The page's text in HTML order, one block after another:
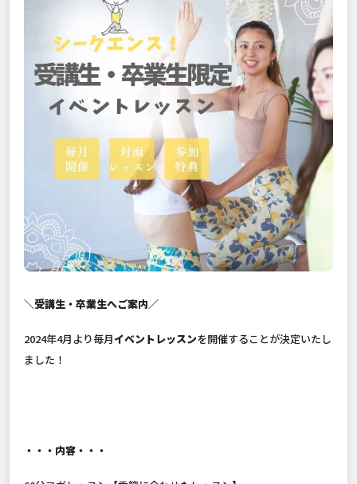
＼受講生・卒業生へご案内／
2024年4月より毎月イベントレッスンを開催することが決定いたし
ました！
・・・内容・・・